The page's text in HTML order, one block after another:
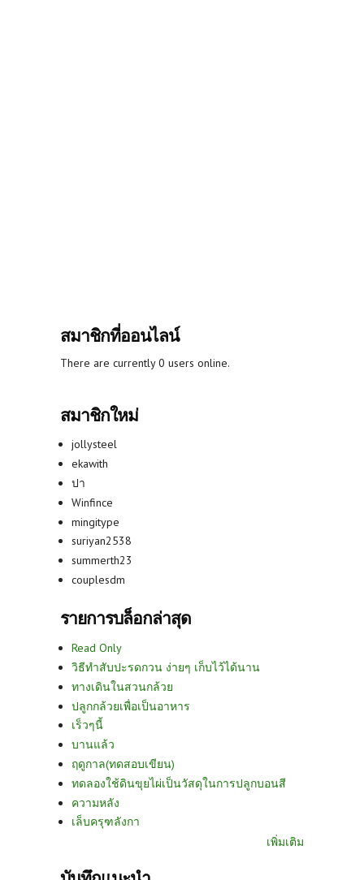
สมาชิกที่ออนไลน์
There are currently 0 users online.
สมาชิกใหม่
jollysteel
ekawith
ปา
Winfince
mingitype
suriyan2538
summerth23
couplesdm
รายการบล็อกล่าสุด
Read Only
วิธีทำสับปะรดกวน ง่ายๆ เก็บไว้ได้นาน
ทางเดินในสวนกล้วย
ปลูกกล้วยเพื่อเป็นอาหาร
เร็วๆนี้
บานแล้ว
ฤดูกาล(ทดสอบเขียน)
ทดลองใช้ดินขุยไผ่เป็นวัสดุในการปลูกบอนสี
ความหลัง
เล็บครุฑลังกา
เพิ่มเติม